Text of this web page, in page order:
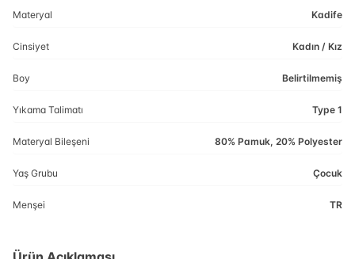
Materyal Kadife
Cinsiyet Kadın / Kız
Boy Belirtilmemiş
Yıkama Talimatı Type 1
Materyal Bileşeni 80% Pamuk, 20% Polyester
Yaş Grubu Çocuk
Menşei TR